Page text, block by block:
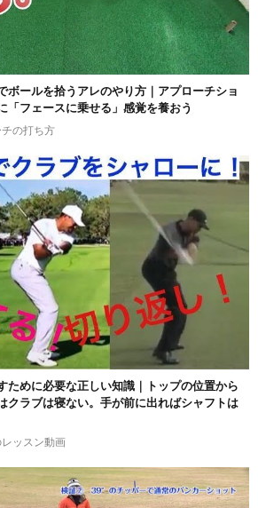
ボールを拾うアレのやり方｜アプローチショ
「フェースに乗せる」感覚を養おう
の打ち方
ために必要な正しい知識｜トップの位置から
クラブは寝ない。手が前に出ればシャフトは
レッスン動画